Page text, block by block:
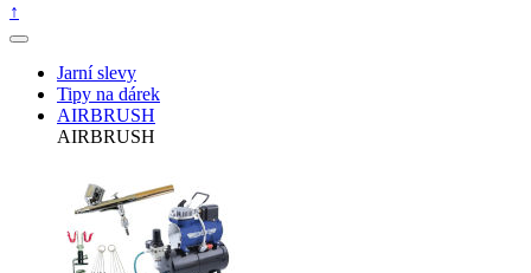
↑
Jarní slevy
Tipy na dárek
AIRBRUSH
AIRBRUSH